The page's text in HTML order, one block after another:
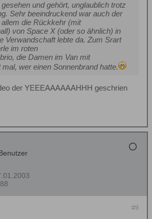
und gehört, unglaublich trotz
Sehr beeindruckend war auch der
die Rückkehr (mit
von Space X (oder so ähnlich) in
Verwandschaft lebte da. Zum Srart
im roten
die Damen im Van mit
wer einen Sonnenbrand hatte.
der YEEEAAAAAAHHH geschrien
#9